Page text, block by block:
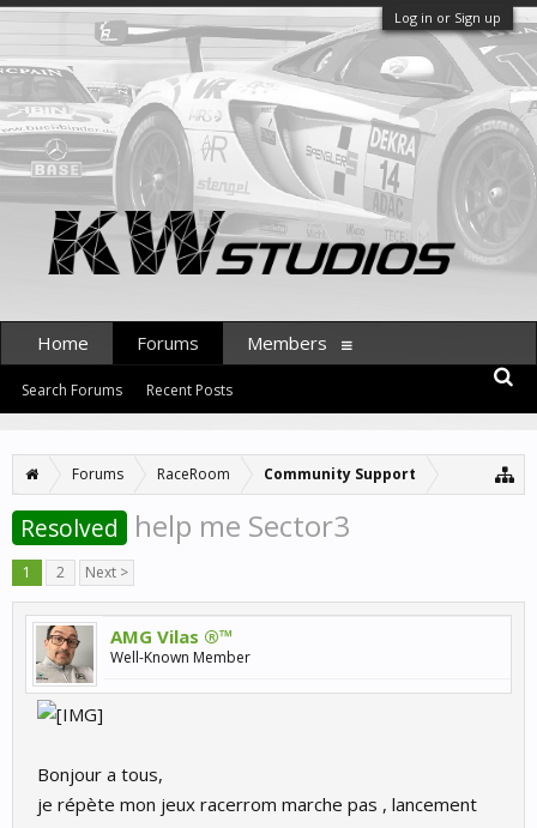
Log in or Sign up
Forums RaceRoom Community Support
Resolved help me Sector3
1 2 Next >
AMG Vilas ®™
Well-Known Member
Bonjour a tous,
je répète mon jeux racerrom marche pas , lancement
Home Forums
Search Forums Recent Posts
Members